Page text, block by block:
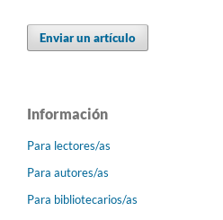
Enviar un artículo
Información
Para lectores/as
Para autores/as
Para bibliotecarios/as